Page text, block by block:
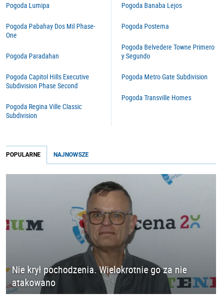
Pogoda Lumipa
Pogoda Pabahay Dos Mil Phase-
One
Pogoda Paradahan
Pogoda Capitol Hills Executive
Subdivision Phase Second
Pogoda Regina Ville Classic
Subdivision
Pogoda Banaba Lejos
Pogoda Postema
Pogoda Belvedere Towne Primero
y Segundo
Pogoda Metro Gate Subdivision
Pogoda Transville Homes
POPULARNE NAJNOWSZE
Nie krył pochodzenia. Wielokrotnie go za nie
atakowano